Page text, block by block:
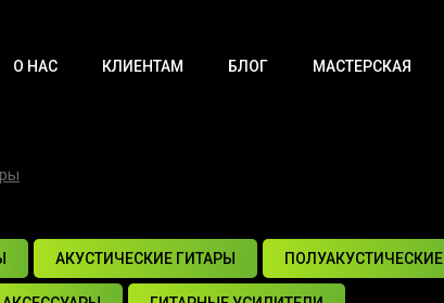
О НАС КЛИЕНТАМ БЛОГ МАСТЕРСКАЯ
АКУСТИЧЕСКИЕ ГИТАРЫ ПОЛУАКУСТИЧЕСКИЕ